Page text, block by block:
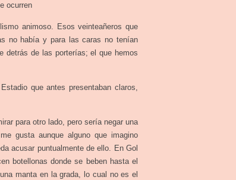
ocurren
animoso. Esos veinteañeros que
no había y para las caras no tenían
detrás de las porterías; el que hemos
que antes presentaban claros,
para otro lado, pero sería negar una
gusta aunque alguno que imagino
acusar puntualmente de ello. En Gol
botellonas donde se beben hasta el
manta en la grada, lo cual no es el